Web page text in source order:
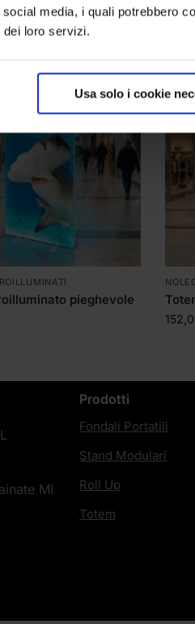
media, i quali potrebbero
loro servizi.
Usa solo i cookie
pieghevole
MI
Prodotti
Fondali Portatili
Stand Modulari
Roll Up
Totem